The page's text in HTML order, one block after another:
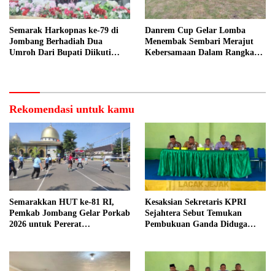
Semarak Harkopnas ke-79 di
Jombang Berhadiah Dua
Umroh Dari Bupati Diikuti
Danrem Cup Gelar Lomba
Menembak Sembari Merajut
Kebersamaan Dalam Rangka
Rekomendasi untuk kamu
Semarakkan HUT ke-81 RI,
Pemkab Jombang Gelar Porkab
2026 untuk Pererat
Kesaksian Sekretaris KPRI
Sejahtera Sebut Temukan
Pembukuan Ganda Diduga